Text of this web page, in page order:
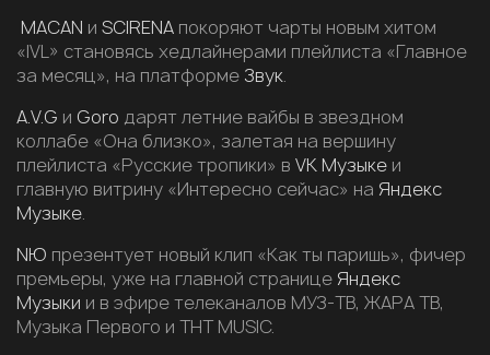
MACAN и SCIRENA покоряют чарты новым хитом
«IVL» становясь хедлайнерами плейлиста «Главное
за месяц», на платформе Звук.
A.V.G и Goro дарят летние вайбы в звездном
коллабе «Она близко», залетая на вершину
плейлиста «Русские тропики» в VK Музыке и
главную витрину «Интересно сейчас» на Яндекс
Музыке.
NЮ презентует новый клип «Как ты паришь», фичер
премьеры, уже на главной странице Яндекс
Музыки и в эфире телеканалов МУЗ-ТВ, ЖАРА ТВ,
Музыка Первого и ТНТ MUSIC.